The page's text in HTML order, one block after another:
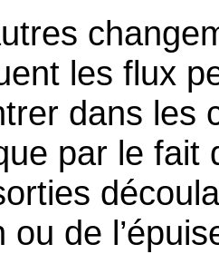
les flux
dans les
par le fait
de